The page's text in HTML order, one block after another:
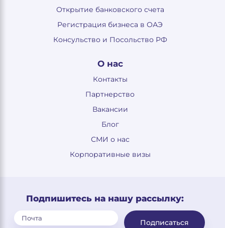
Открытие банковского счета
Регистрация бизнеса в ОАЭ
Консульство и Посольство РФ
О нас
Контакты
Партнерство
Вакансии
Блог
СМИ о нас
Корпоративные визы
Подпишитесь на нашу рассылку:
Подписаться